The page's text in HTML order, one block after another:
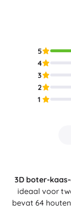
5
4
3
2
1
3D boter-
ideaal voor
bevat 64